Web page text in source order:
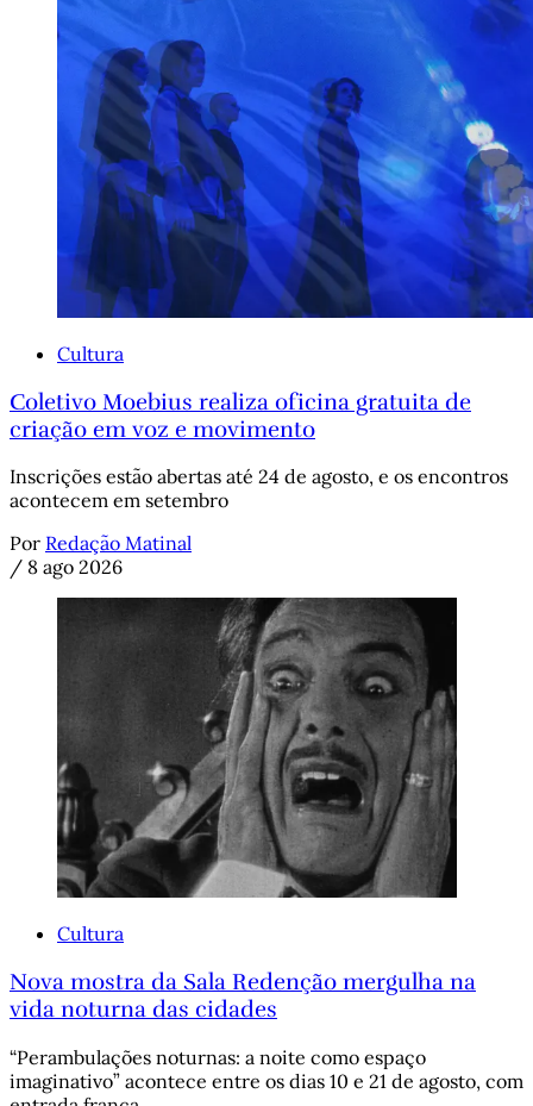
Cultura
Coletivo Moebius realiza oficina gratuita de
criação em voz e movimento
Inscrições estão abertas até 24 de agosto, e os encontros
acontecem em setembro
Por Redação Matinal
/ 8 ago 2026
Cultura
Nova mostra da Sala Redenção mergulha na
vida noturna das cidades
“Perambulações noturnas: a noite como espaço
imaginativo” acontece entre os dias 10 e 21 de agosto, com